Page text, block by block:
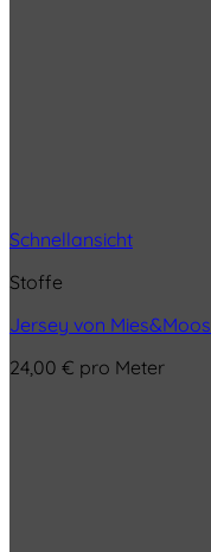
Schnellansicht
Stoffe
Jersey von Mies&Moos
24,00 € pro Meter